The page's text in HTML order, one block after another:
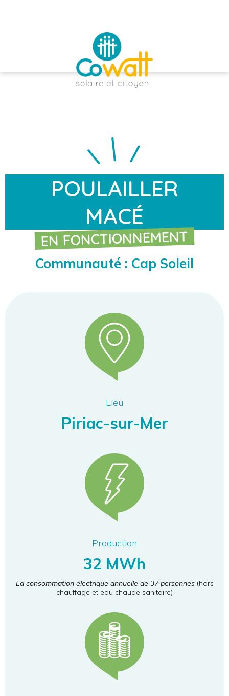
POULAILLER
MACÉ
EN FONCTIONNEMENT
Communauté : Cap Soleil
Lieu
Piriac-sur-Mer
Production
32 MWh
La consommation électrique annuelle de 37 personnes(hors
chauffage et eau chaude sanitaire)